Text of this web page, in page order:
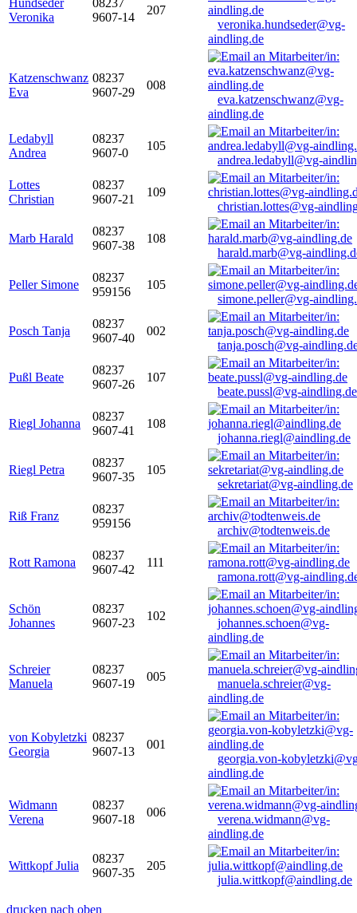
Hundseder
Veronika
08237
9607-14
207
veronika.hundseder@vg-
aindling.de
Katzenschwanz
Eva
08237
9607-29
008
eva.katzenschwanz@vg-
aindling.de
Ledabyll
Andrea
08237
9607-0
105
andrea.ledabyll@vg-
Lottes
Christian
08237
9607-21
109
christian.lottes@vg-
Marb Harald
08237
9607-38
108
harald.marb@vg-
Peller Simone
08237
959156
105
simone.peller@vg-
Posch Tanja
08237
9607-40
002
tanja.posch@vg-
Pußl Beate
08237
9607-26
107
beate.pussl@vg-aindling.de
Riegl Johanna
08237
9607-41
108
johanna.riegl@aindling.de
Riegl Petra
08237
9607-35
105
sekretariat@vg-aindling.de
Riß Franz
08237
959156
archiv@todtenweis.de
Rott Ramona
08237
9607-42
111
ramona.rott@vg-
Schön
Johannes
08237
9607-23
102
johannes.schoen@vg-
aindling.de
Schreier
Manuela
08237
9607-19
005
manuela.schreier@vg-
aindling.de
von Kobyletzki
Georgia
08237
9607-13
001
georgia.von-
aindling.de
Widmann
Verena
08237
9607-18
006
verena.widmann@vg-
aindling.de
Wittkopf Julia
08237
9607-35
205
julia.wittkopf@aindling.de
drucken nach oben